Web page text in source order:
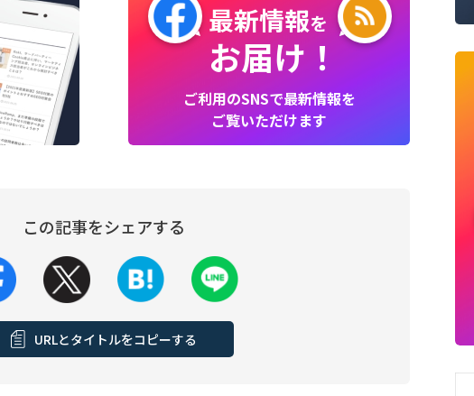
最新情報を
お届け！
ご利用のSNSで最新情報を
ご覧いただけます
この記事をシェアする
URLとタイトルをコピーする